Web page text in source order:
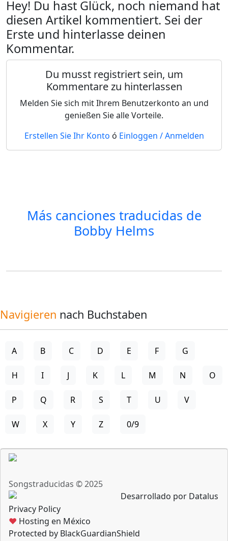
Hey! Du hast Glück, noch niemand hat
diesen Artikel kommentiert. Sei der
Erste und hinterlasse deinen
Kommentar.
Du musst registriert sein, um
Kommentare zu hinterlassen
Melden Sie sich mit Ihrem Benutzerkonto an und
genießen Sie alle Vorteile.
Erstellen Sie Ihr Konto ó Einloggen / Anmelden
Más canciones traducidas de
Bobby Helms
Navigieren nach Buchstaben
A B C D E F G
H I J K L M N O
P Q R S T U V
W X Y Z 0/9
Songstraducidas © 2025
Desarrollado por Datalus
Privacy Policy
♥ Hosting en México
Protected by BlackGuardianShield